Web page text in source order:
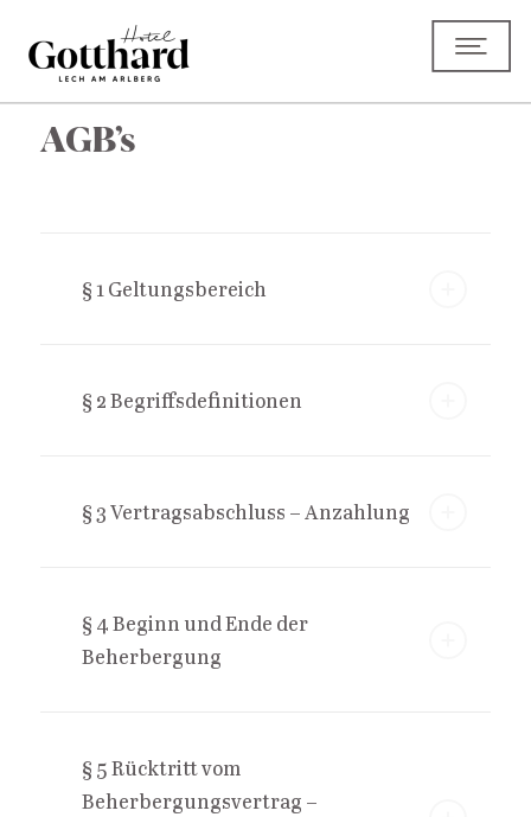
AGB’s
§ 1 Geltungsbereich
§ 2 Begriffsdefinitionen
§ 3 Vertragsabschluss – Anzahlung
§ 4 Beginn und Ende der
Beherbergung
§ 5 Rücktritt vom
Beherbergungsvertrag –